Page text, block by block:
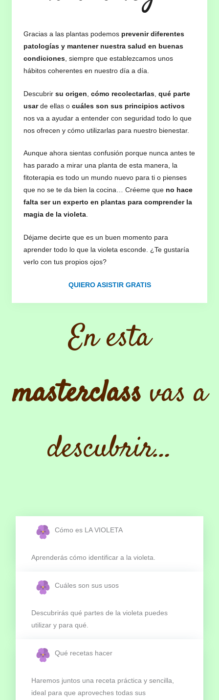
Gracias a las plantas podemos prevenir diferentes
patologías y mantener nuestra salud en buenas
condiciones , siempre que establezcamos unos
hábitos coherentes en nuestro día a día.
Descubrir su origen cómo recolectarlas qué parte
usarde ellas o cuáles son sus principios activos
nos va a ayudar a entender con seguridad todo lo que
nos ofrecen y cómo utilizarlas para nuestro bienestar.
Aunque ahora sientas confusión porque nunca antes te
has parado a mirar una planta de esta manera, la
fitoterapia es todo un mundo nuevo para ti o pienses
que no se te da bien la cocina… Créeme que no hace
falta ser un experto en plantas para comprender la
magia de la violeta.
Déjame decirte que es un buen momento para
aprender todo lo que la violeta esconde. ¿Te gustaría
verlo con tus propios ojos?
QUIERO ASISTIR GRATIS
En esta
masterclass vas a
descubrir…
Cómo es LA VIOLETA
Aprenderás cómo identificar a la violeta.
Cuáles son sus usos
Descubrirás qué partes de la violeta puedes
utilizar y para qué.
Qué recetas hacer
Haremos juntos una receta práctica y sencilla,
ideal para que aproveches todas sus